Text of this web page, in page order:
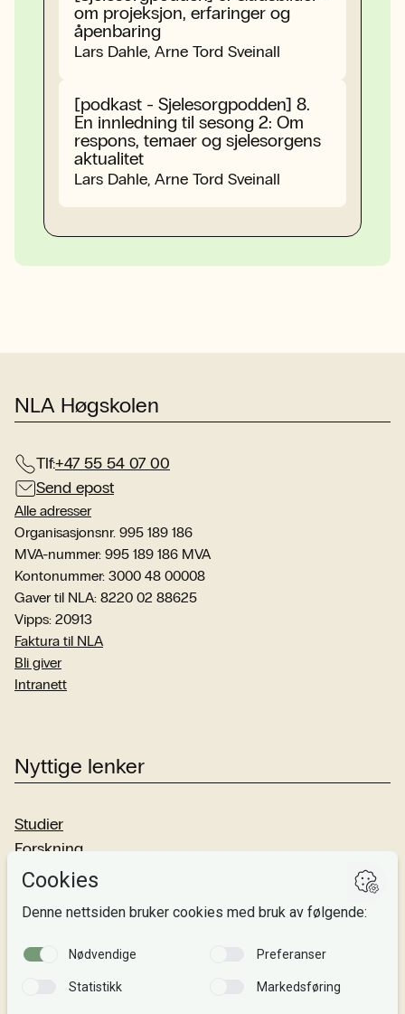
om projeksjon, erfaringer og
åpenbaring
Lars Dahle, Arne Tord Sveinall
[podkast - Sjelesorgpodden] 8.
En innledning til sesong 2: Om
respons, temaer og sjelesorgens
aktualitet
Lars Dahle, Arne Tord Sveinall
NLA Høgskolen
Tlf:+47 55 54 07 00
Send epost
Alle adresser
Organisasjonsnr. 995 189 186
MVA-nummer: 995 189 186 MVA
Kontonummer: 3000 48 00008
Gaver til NLA: 8220 02 88625
Vipps: 20913
Faktura til NLA
Bli giver
Intranett
Nyttige lenker
Studier
Forskning
Om oss
Si fra!